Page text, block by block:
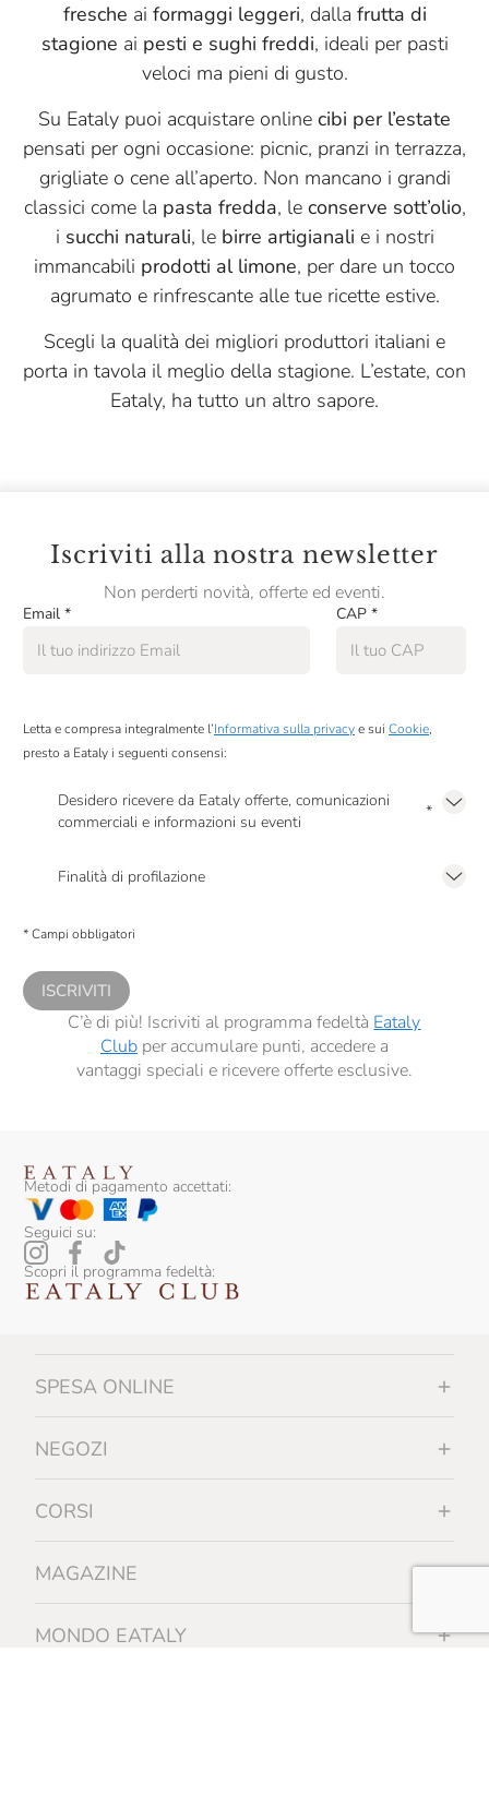
fresche ai formaggi leggeri, dalla frutta di
stagione ai pesti e sughi freddi, ideali per pasti
veloci ma pieni di gusto.
Su Eataly puoi acquistare online cibi per l’estate
pensati per ogni occasione: picnic, pranzi in terrazza,
grigliate o cene all’aperto. Non mancano i grandi
classici come la pasta fredda, le conserve sott’olio,
i succhi naturali, le birre artigianali e i nostri
immancabili prodotti al limone, per dare un tocco
agrumato e rinfrescante alle tue ricette estive.
Scegli la qualità dei migliori produttori italiani e
porta in tavola il meglio della stagione. L’estate, con
Eataly, ha tutto un altro sapore.
Iscriviti alla nostra newsletter
Non perderti novità, offerte ed eventi.
Email * CAP *
Letta e compresa integralmente l’Informativa sulla privacye sui Cookie,
presto a Eataly i seguenti consensi:
Desidero ricevere da Eataly offerte, comunicazioni
commerciali e informazioni su eventi
*
Finalità di profilazione
comunicazioni commerciali personalizzate, in caso di consenso prestato ai
* Campi obbligatori
ISCRIVITI
C’è di più! Iscriviti al programma fedeltàEataly
Clubper accumulare punti, accedere a
vantaggi speciali e ricevere offerte esclusive.
Metodi di pagamento accettati:
Seguici su:
Scopri il programma fedeltà:
SPESA ONLINE
NEGOZI
CORSI
MAGAZINE
MONDO EATALY